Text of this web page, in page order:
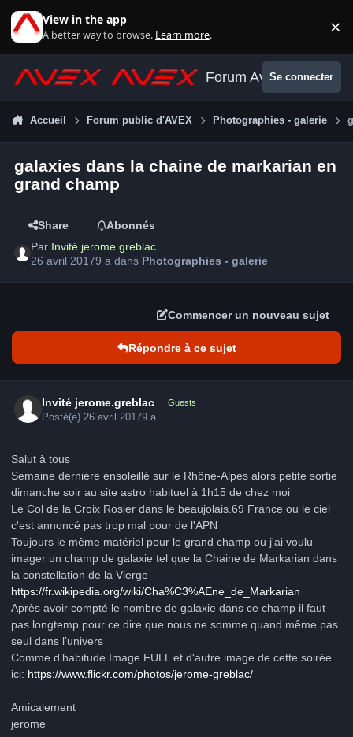
View in the app
A better way to browse. Learn more. ×
Forum AvexSe connecter
Accueil Forum public d'AVEX Photographies - galerie
galaxies dans la chaine de markarian en
grand champ
Share
Abonnés
Par Invité jerome.greblac
26 avril 20179 a dans Photographies - galerie
Commencer un nouveau sujet
Répondre à ce sujet
Invité jerome.greblac Guests
Posté(e) 26 avril 20179 a
Salut à tous
Semaine dernière ensoleillé sur le Rhône-Alpes alors petite sortie
dimanche soir au site astro habituel à 1h15 de chez moi
Le Col de la Croix Rosier dans le beaujolais.69 France ou le ciel
c'est annoncé pas trop mal pour de l'APN
Toujours le même matériel pour le grand champ ou j'ai voulu
imager un champ de galaxie tel que la Chaine de Markarian dans
la constellation de la Vierge
https://fr.wikipedia.org/wiki/Cha%C3%AEne_de_Markarian
Après avoir compté le nombre de galaxie dans ce champ il faut
pas longtemp pour ce dire que nous ne somme quand même pas
seul dans l’univers
Comme d’habitude Image FULL et d'autre image de cette soirée
ici: https://www.flickr.com/photos/jerome-greblac/
Amicalement
jerome